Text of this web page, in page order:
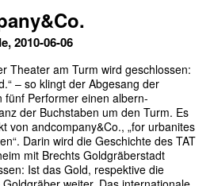
2010-06-06
Theater am Turm wird geschlossen:
– so klingt der Abgesang der
fünf Performer einen albern-
der Buchstaben um den Turm. Es
von andcompany&Co., „for urbanites
Darin wird die Geschichte des TAT
mit Brechts Goldgräberstadt
Ist das Gold, respektive die